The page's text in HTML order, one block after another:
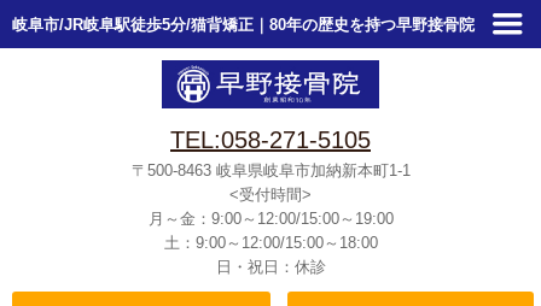
岐阜市/JR岐阜駅徒歩5分/猫背矯正｜80年の歴史を持つ早野接骨院
TEL:058-271-5105
〒500-8463 岐阜県岐阜市加納新本町1-1
<受付時間>
月～金：9:00～12:00/15:00～19:00
土：9:00～12:00/15:00～18:00
日・祝日：休診